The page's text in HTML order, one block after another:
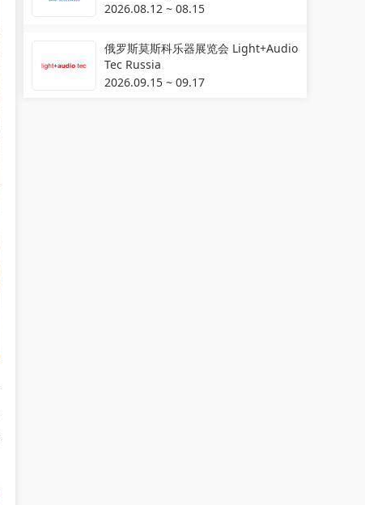
2026.08.12 ~ 08.15
俄罗斯莫斯科乐器展览会 Light+Audio
Tec Russia
2026.09.15 ~ 09.17